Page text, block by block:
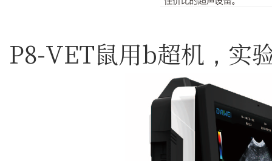
P8-VET鼠用b超机，实